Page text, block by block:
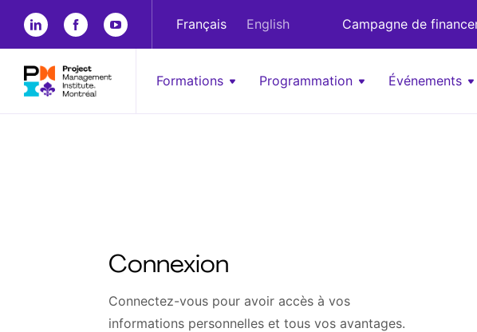
Français English Campagne de
Formations Programmation Événements
Connexion
Connectez-vous pour avoir accès à vos
informations personnelles et tous vos avantages.